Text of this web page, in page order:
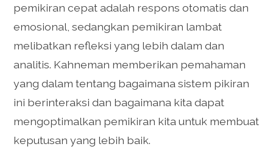
pemikiran cepat adalah respons otomatis dan
emosional, sedangkan pemikiran lambat
melibatkan refleksi yang lebih dalam dan
analitis. Kahneman memberikan pemahaman
yang dalam tentang bagaimana sistem pikiran
ini berinteraksi dan bagaimana kita dapat
mengoptimalkan pemikiran kita untuk membuat
keputusan yang lebih baik.